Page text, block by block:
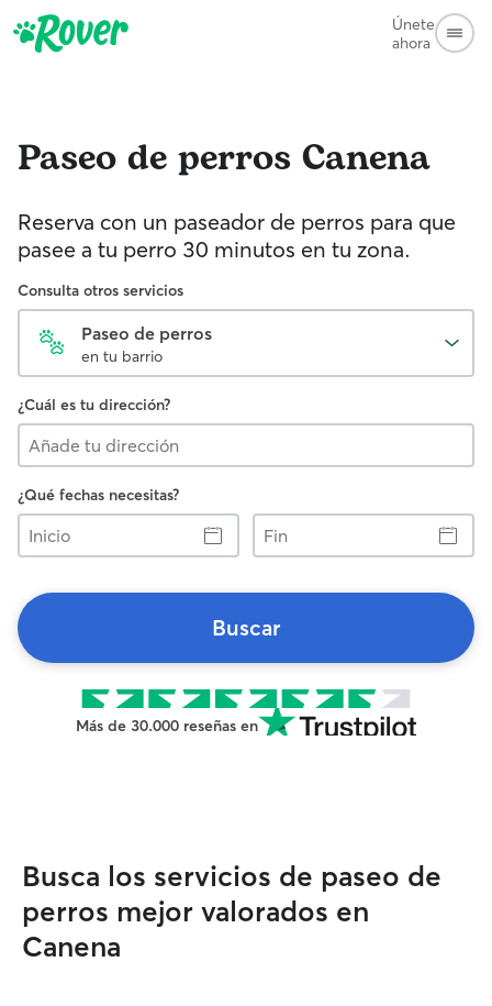
Únete
ahora
Paseo de perros Canena
Reserva con un paseador de perros para que
pasee a tu perro 30 minutos en tu zona.
Consulta otros servicios
Paseo de perros
en tu barrio
¿Cuál es tu dirección?
¿Qué fechas necesitas?
Inicio
Fin
Buscar
Más de 30.000 reseñas en
Busca los servicios de paseo de
perros mejor valorados en
Canena